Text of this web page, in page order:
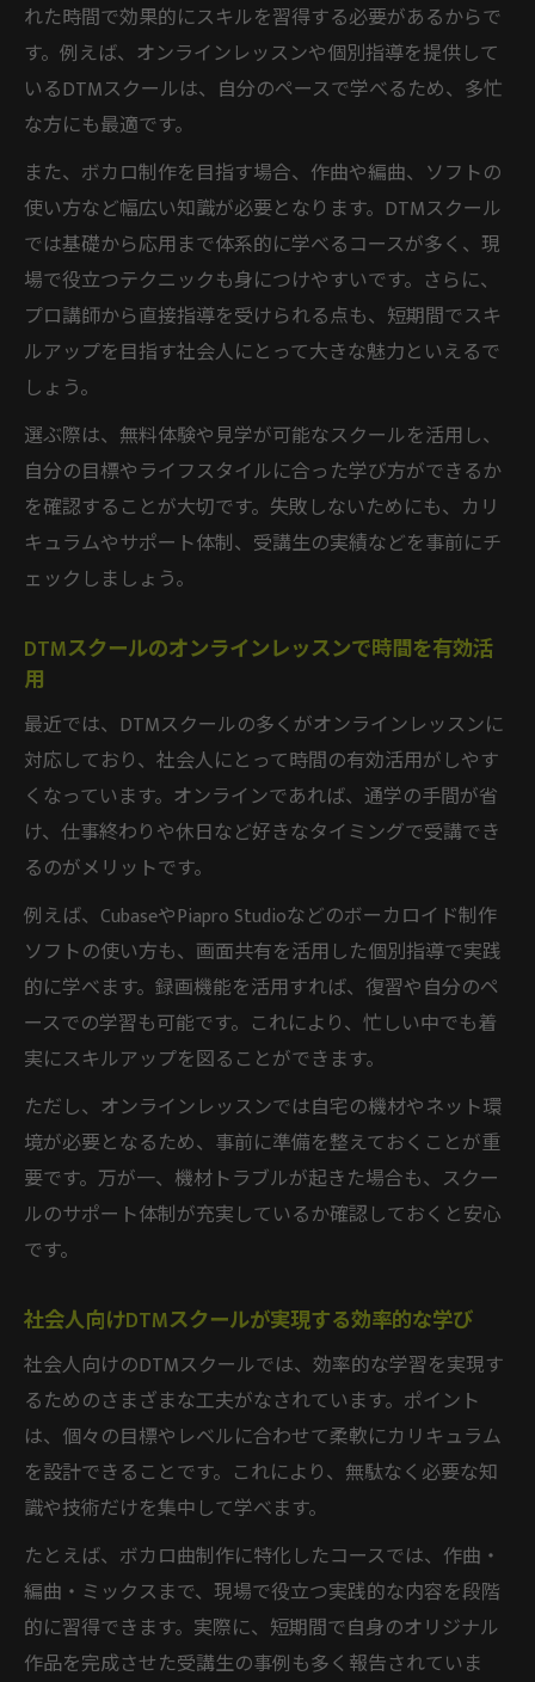
れた時間で効果的にスキルを習得する必要があるからで
す。例えば、オンラインレッスンや個別指導を提供して
いるDTMスクールは、自分のペースで学べるため、多忙
な方にも最適です。
また、ボカロ制作を目指す場合、作曲や編曲、ソフトの
使い方など幅広い知識が必要となります。DTMスクール
では基礎から応用まで体系的に学べるコースが多く、現
場で役立つテクニックも身につけやすいです。さらに、
プロ講師から直接指導を受けられる点も、短期間でスキ
ルアップを目指す社会人にとって大きな魅力といえるで
しょう。
選ぶ際は、無料体験や見学が可能なスクールを活用し、
自分の目標やライフスタイルに合った学び方ができるか
を確認することが大切です。失敗しないためにも、カリ
キュラムやサポート体制、受講生の実績などを事前にチ
ェックしましょう。
DTMスクールのオンラインレッスンで時間を有効活
用
最近では、DTMスクールの多くがオンラインレッスンに
対応しており、社会人にとって時間の有効活用がしやす
くなっています。オンラインであれば、通学の手間が省
け、仕事終わりや休日など好きなタイミングで受講でき
るのがメリットです。
例えば、CubaseやPiapro Studioなどのボーカロイド制作
ソフトの使い方も、画面共有を活用した個別指導で実践
的に学べます。録画機能を活用すれば、復習や自分のペ
ースでの学習も可能です。これにより、忙しい中でも着
実にスキルアップを図ることができます。
ただし、オンラインレッスンでは自宅の機材やネット環
境が必要となるため、事前に準備を整えておくことが重
要です。万が一、機材トラブルが起きた場合も、スクー
ルのサポート体制が充実しているか確認しておくと安心
です。
社会人向けDTMスクールが実現する効率的な学び
社会人向けのDTMスクールでは、効率的な学習を実現す
るためのさまざまな工夫がなされています。ポイント
は、個々の目標やレベルに合わせて柔軟にカリキュラム
を設計できることです。これにより、無駄なく必要な知
識や技術だけを集中して学べます。
たとえば、ボカロ曲制作に特化したコースでは、作曲・
編曲・ミックスまで、現場で役立つ実践的な内容を段階
的に習得できます。実際に、短期間で自身のオリジナル
作品を完成させた受講生の事例も多く報告されていま